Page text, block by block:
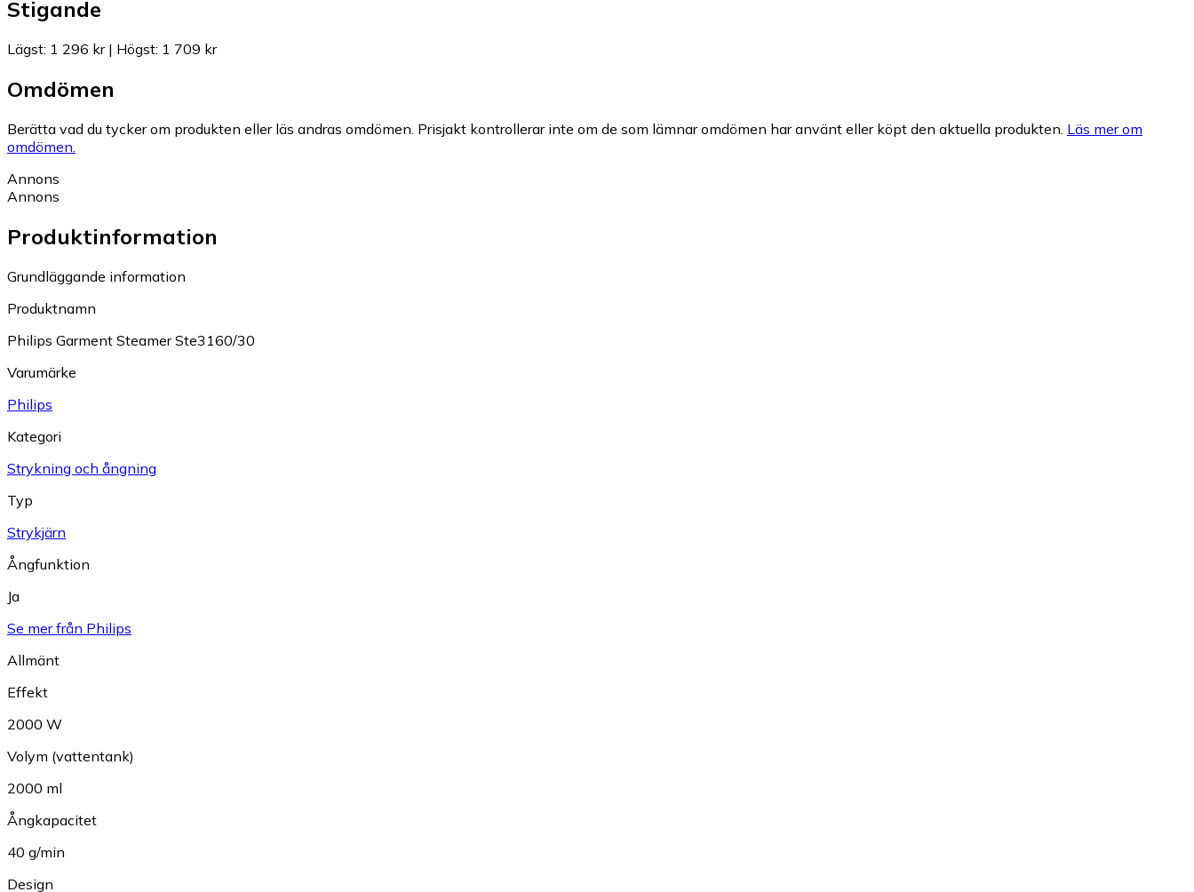
Stigande
Lägst: 1 296 kr| Högst: 1 709 kr
Omdömen
Berätta vad du tycker om produkten eller läs andras omdömen. Prisjakt kontrollerar inte om de som lämnar omdömen har använt eller köpt den aktuella produkten. Läs mer om
omdömen.
Annons
Annons
Produktinformation
Grundläggande information
Produktnamn
Philips Garment Steamer Ste3160/30
Varumärke
Philips
Kategori
Strykning och ångning
Typ
Strykjärn
Ångfunktion
Ja
Se mer från Philips
Allmänt
Effekt
2000 W
Volym (vattentank)
2000 ml
Ångkapacitet
40 g/min
Design